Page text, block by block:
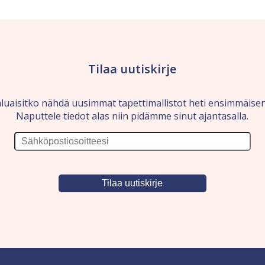
Tilaa uutiskirje
nähdä uusimmat tapettimallistot heti
Naputtele tiedot alas niin pidämme sinut ajantasalla.